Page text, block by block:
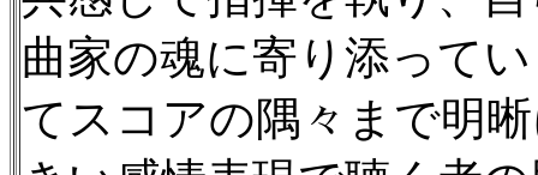
曲家の魂に寄り添って
てスコアの隅々まで明